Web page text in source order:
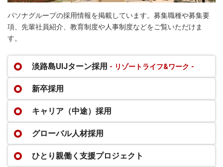
パソナグループの採用情報を掲載しています。募集職種や募集要
項、先輩社員紹介、教育制度や人事制度などをご覧いただけま
す。
淡路島UIJターン採用 - リゾートライフ&ワーク -
新卒採用
キャリア（中途）採用
グローバル人材採用
ひとり親働く支援プロジェクト